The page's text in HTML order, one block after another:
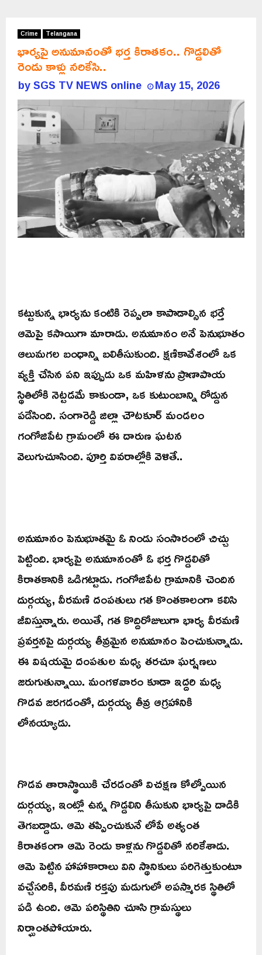
Crime Telangana
భార్యపై అనుమానంతో భర్త కిరాతకం.. గొడ్డలితో
రెండు కాళ్లు నరికేసి..
bySGS TV NEWS online May 15, 2026
కట్టుకున్న భార్యను కంటికి రెప్పలా కాపాడాల్సిన భర్తే
ఆమెపై కసాయిగా మారాడు. అనుమానం అనే పెనుభూతం
ఆలుమగల బంధాన్ని బలితీసుకుంది. క్షణికావేశంలో ఒక
వ్యక్తి చేసిన పని ఇప్పుడు ఒక మహిళను ప్రాణాపాయ
స్థితిలోకి నెట్టడమే కాకుండా, ఒక కుటుంబాన్ని రోడ్డున
పడేసింది. సంగారెడ్డి జిల్లా చౌటకూర్ మండలం
గంగోజిపేట గ్రామంలో ఈ దారుణ ఘటన
వెలుగుచూసింది. పూర్తి వివరాల్లోకి వెళితే..
అనుమానం పెనుభూతమై ఓ నిండు సంసారంలో చిచ్చు
పెట్టింది. భార్యపై అనుమానంతో ఓ భర్త గొడ్డలితో
కిరాతకానికి ఒడిగట్టాడు. గంగోజిపేట గ్రామానికి చెందిన
దుర్గయ్య, వీరమణి దంపతులు గత కొంతకాలంగా కలిసి
జీవిస్తున్నారు. అయితే, గత కొద్దిరోజులుగా భార్య వీరమణి
ప్రవర్తనపై దుర్గయ్య తీవ్రమైన అనుమానం పెంచుకున్నాడు.
ఈ విషయమై దంపతుల మధ్య తరచూ ఘర్షణలు
జరుగుతున్నాయి. మంగళవారం కూడా ఇద్దరి మధ్య
గొడవ జరగడంతో, దుర్గయ్య తీవ్ర ఆగ్రహానికి
లోనయ్యాడు.
గొడవ తారాస్థాయికి చేరడంతో విచక్షణ కోల్పోయిన
దుర్గయ్య, ఇంట్లో ఉన్న గొడ్డలిని తీసుకుని భార్యపై దాడికి
తెగబడ్డాడు. ఆమె తప్పించుకునే లోపే అత్యంత
కిరాతకంగా ఆమె రెండు కాళ్లను గొడ్డలితో నరికేశాడు.
ఆమె పెట్టిన హాహాకారాలు విని స్థానికులు పరిగెత్తుకుంటూ
వచ్చేసరికి, వీరమణి రక్తపు మడుగులో అపస్మారక స్థితిలో
పడి ఉంది. ఆమె పరిస్థితిని చూసి గ్రామస్థులు
నిర్ఘాంతపోయారు.